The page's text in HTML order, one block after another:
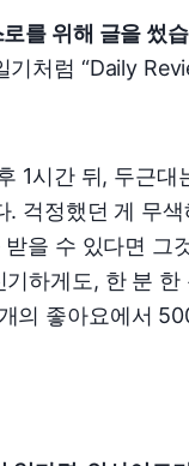
를 위해 글을 썼
처럼 “Daily
1시간 뒤, 두근
걱정했던 게 무
을 수 있다면 그
기하게도, 한 분
의 좋아요에서